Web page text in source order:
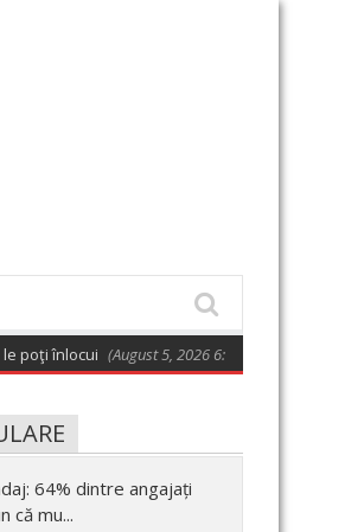
(August 5, 2026 6:00 am)
64% dintre angajați
că mu...